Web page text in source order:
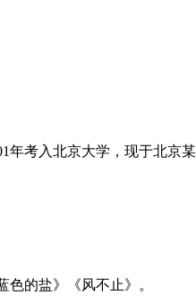
年考入北京大学，现于北京
的盐》《风不止》。